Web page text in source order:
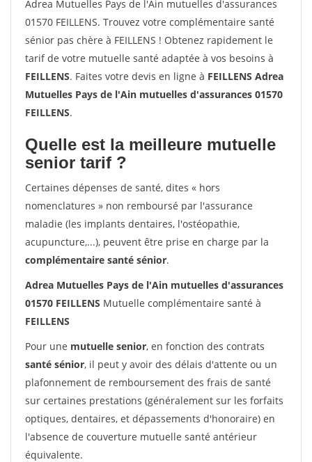
Adrea Mutuelles Pays de l'Ain mutuelles d'assurances
01570 FEILLENS. Trouvez votre complémentaire santé
sénior pas chère à FEILLENS ! Obtenez rapidement le
tarif de votre mutuelle santé adaptée à vos besoins à
FEILLENS. Faites votre devis en ligne à FEILLENS Adrea
Mutuelles Pays de l'Ain mutuelles d'assurances 01570
FEILLENS.
Quelle est la meilleure mutuelle
senior tarif ?
Certaines dépenses de santé, dites « hors
nomenclatures » non remboursé par l'assurance
maladie (les implants dentaires, l'ostéopathie,
acupuncture,...), peuvent être prise en charge par la
complémentaire santé sénior.
Adrea Mutuelles Pays de l'Ain mutuelles d'assurances
01570 FEILLENS Mutuelle complémentaire santé à
FEILLENS
Pour une mutuelle senior, en fonction des contrats
santé sénior, il peut y avoir des délais d'attente ou un
plafonnement de remboursement des frais de santé
sur certaines prestations (généralement sur les forfaits
optiques, dentaires, et dépassements d'honoraire) en
l'absence de couverture mutuelle santé antérieur
équivalente.